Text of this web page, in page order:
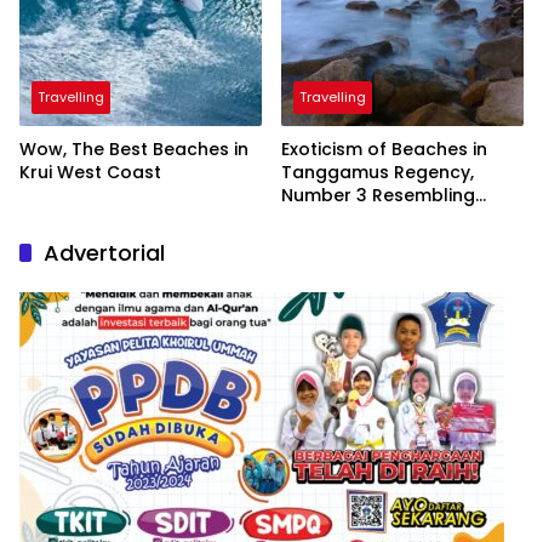
Travelling
Wow, The Best Beaches in
Krui West Coast
Travelling
Exoticism of Beaches in
Tanggamus Regency,
Number 3 Resembling
Advertorial